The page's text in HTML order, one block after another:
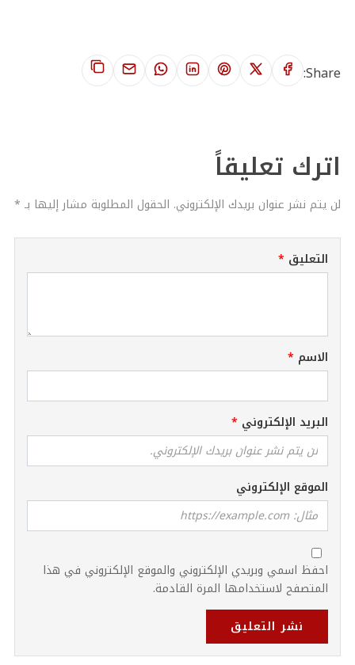
Share:
اترك تعليقاً
لن يتم نشر عنوان بريدك الإلكتروني. الحقول المطلوبة مشار إليها بـ *
التعليق
الاسم
البريد الإلكتروني
الموقع الإلكتروني
احفظ اسمي وبريدي الإلكتروني والموقع الإلكتروني في هذا
المتصفح لاستخدامها المرة القادمة.
نشر التعليق